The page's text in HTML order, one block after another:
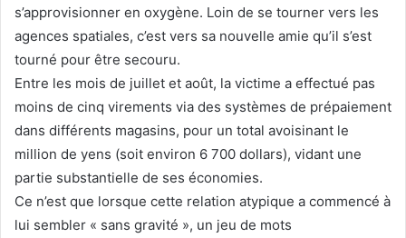
s’approvisionner en oxygène. Loin de se tourner vers les
agences spatiales, c’est vers sa nouvelle amie qu’il s’est
tourné pour être secouru.
Entre les mois de juillet et août, la victime a effectué pas
moins de cinq virements via des systèmes de prépaiement
dans différents magasins, pour un total avoisinant le
million de yens (soit environ 6 700 dollars), vidant une
partie substantielle de ses économies.
Ce n’est que lorsque cette relation atypique a commencé à
lui sembler « sans gravité », un jeu de mots